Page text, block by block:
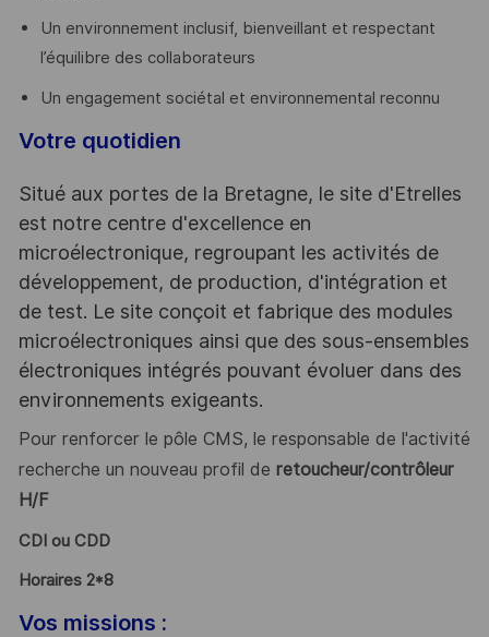
Un environnement inclusif, bienveillant et respectant
l’équilibre des collaborateurs
Un engagement sociétal et environnemental reconnu
Votre quotidien
Situé aux portes de la Bretagne, le site d'Etrelles
est notre centre d'excellence en
microélectronique, regroupant les activités de
développement, de production, d'intégration et
de test. Le site conçoit et fabrique des modules
microélectroniques ainsi que des sous-ensembles
électroniques intégrés pouvant évoluer dans des
environnements exigeants.
Pour renforcer le pôle CMS, le responsable de l'activité
recherche un nouveau profil de retoucheur/contrôleur
H/F
CDI ou CDD
Horaires 2*8
Vos missions :